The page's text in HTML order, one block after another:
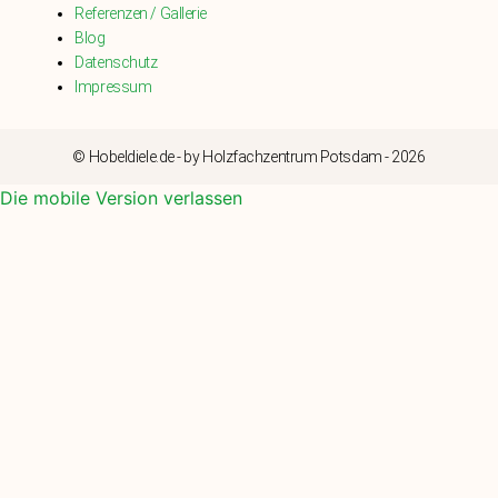
Referenzen / Gallerie
Blog
Datenschutz
Impressum
© Hobeldiele.de - by Holzfachzentrum Potsdam - 2026
Die mobile Version verlassen